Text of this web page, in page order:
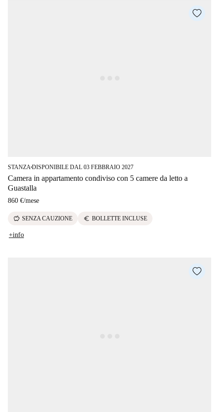
STANZA■DISPONIBILE DAL 03 FEBBRAIO 2027
Camera in appartamento condiviso con 5 camere da letto a
Guastalla
860 €/mese
savings SENZA CAUZIONE euro BOLLETTE INCLUSE
+info